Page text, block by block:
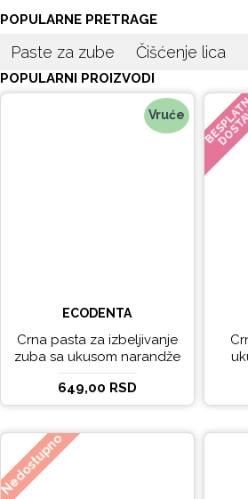
POPULARNE PRETRAGE
Paste za zube Čišćenje lica
POPULARNI PROIZVODI
Vruće
ECODENTA
Crna pasta za izbeljivanje
zuba sa ukusom narandže
Ecodenta 100 ml
649,00 RSD